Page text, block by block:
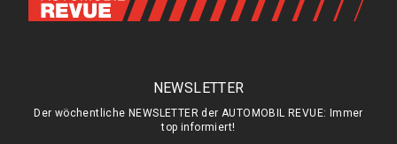
NEWSLETTER
Der wöchentliche NEWSLETTER der AUTOMOBIL REVUE: Immer
top informiert!